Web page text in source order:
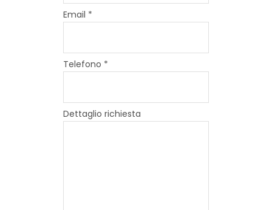
Email *
Telefono *
Dettaglio richiesta